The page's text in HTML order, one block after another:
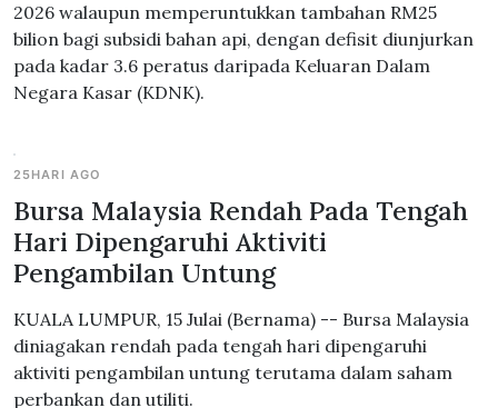
2026 walaupun memperuntukkan tambahan RM25
bilion bagi subsidi bahan api, dengan defisit diunjurkan
pada kadar 3.6 peratus daripada Keluaran Dalam
Negara Kasar (KDNK).
25HARI AGO
Bursa Malaysia Rendah Pada Tengah
Hari Dipengaruhi Aktiviti
Pengambilan Untung
KUALA LUMPUR, 15 Julai (Bernama) -- Bursa Malaysia
diniagakan rendah pada tengah hari dipengaruhi
aktiviti pengambilan untung terutama dalam saham
perbankan dan utiliti.